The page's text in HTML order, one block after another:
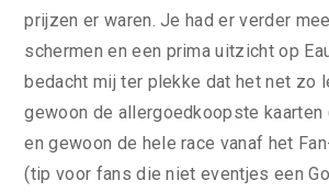
prijzen er waren. Je had er verder
schermen en een prima uitzicht op
bedacht mij ter plekke dat het net zo
gewoon de allergoedkoopste kaarten
en gewoon de hele race vanaf het
(tip voor fans die niet eventjes een